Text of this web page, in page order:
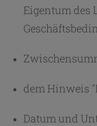
Eigentum des
dem Hinweis
Datum und